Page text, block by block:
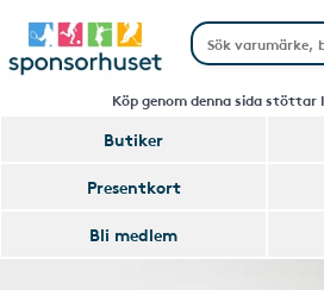
Köp genom denna sida stöttar
Butiker
Presentkort
Bli medlem